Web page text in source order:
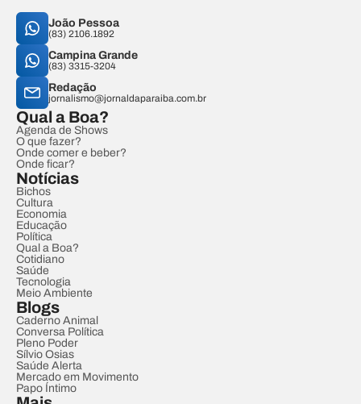
João Pessoa
(83) 2106.1892
Campina Grande
(83) 3315-3204
Redação
jornalismo@jornaldaparaiba.com.br
Qual a Boa?
Agenda de Shows
O que fazer?
Onde comer e beber?
Onde ficar?
Notícias
Bichos
Cultura
Economia
Educação
Política
Qual a Boa?
Cotidiano
Saúde
Tecnologia
Meio Ambiente
Blogs
Caderno Animal
Conversa Política
Pleno Poder
Sílvio Osias
Saúde Alerta
Mercado em Movimento
Papo Íntimo